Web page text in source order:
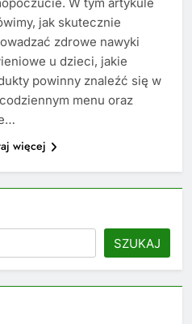
jak skutecznie
zdrowe nawyki
u dzieci, jakie
powinny znaleźć się w
menu oraz
więcej
SZUKAJ